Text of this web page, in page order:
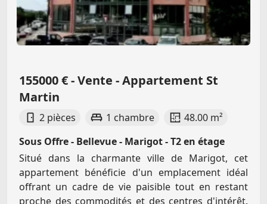
155000 € - Vente - Appartement St
Martin
2 pièces 1 chambre
48.00 m²
Sous Offre - Bellevue - Marigot - T2 en étage
Situé dans la charmante ville de Marigot, cet
appartement bénéficie d'un emplacement idéal
offrant un cadre de vie paisible tout en restant
proche des commodités et des centres d'intérêt.